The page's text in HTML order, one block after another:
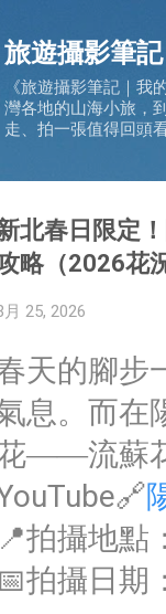
旅遊攝影筆記
《旅遊攝影筆記｜
灣各地的山海小旅，
走、拍一張值得回頭
北春日限定
略（2026花
月 25, 2026
天的腳步
息。而在
——流蘇
📍拍攝地點
📅拍攝日期